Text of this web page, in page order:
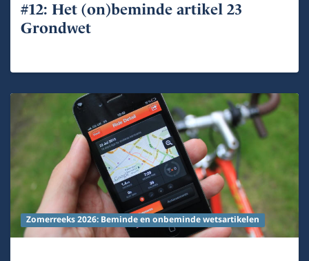
#12: Het (on)beminde artikel 23
Grondwet
Zomerreeks 2026: Beminde en onbeminde wetsartikelen